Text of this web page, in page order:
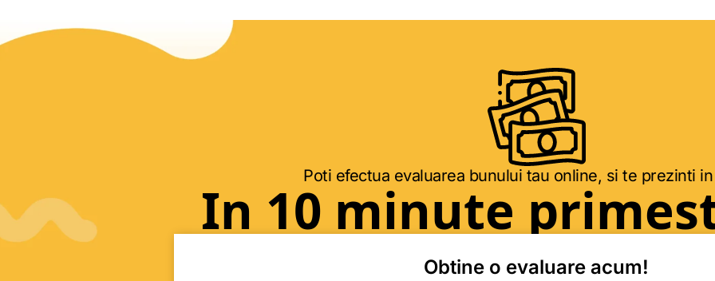
Poti efectua evaluarea bunului tau online, si te prezinti
In 10 minute
Obtine o evaluare acum!